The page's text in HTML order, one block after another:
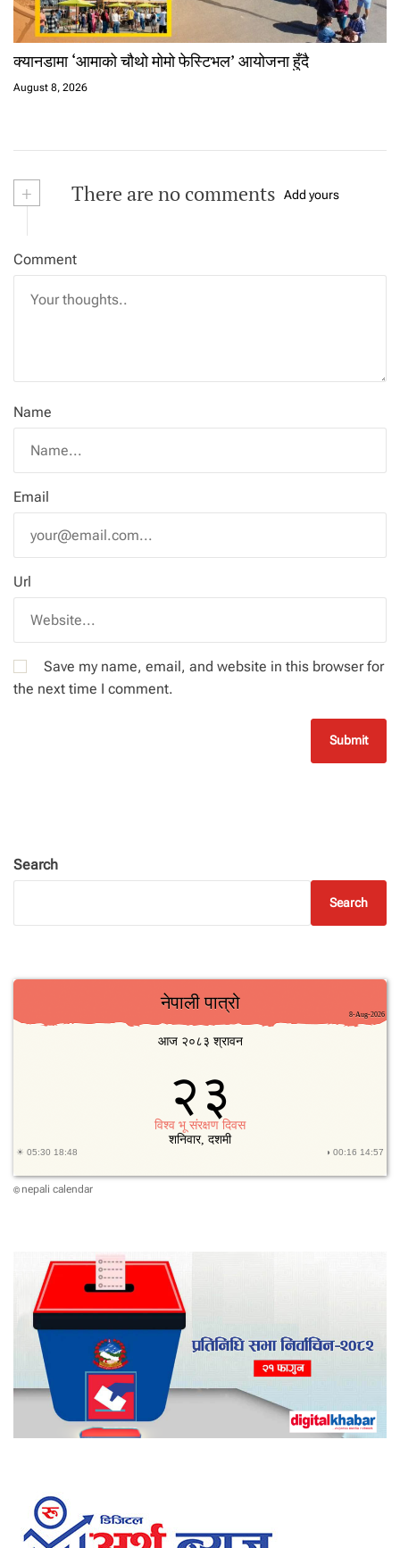
क्यानडामा ‘आमाको चौथो मोमो फेस्टिभल’ आयोजना हुँदै
August 8, 2026
+ There are no comments Add yours
Comment
Name
Email
Url
Save my name, email, and website in this browser for
the next time I comment.
Search
Search
© nepali calendar